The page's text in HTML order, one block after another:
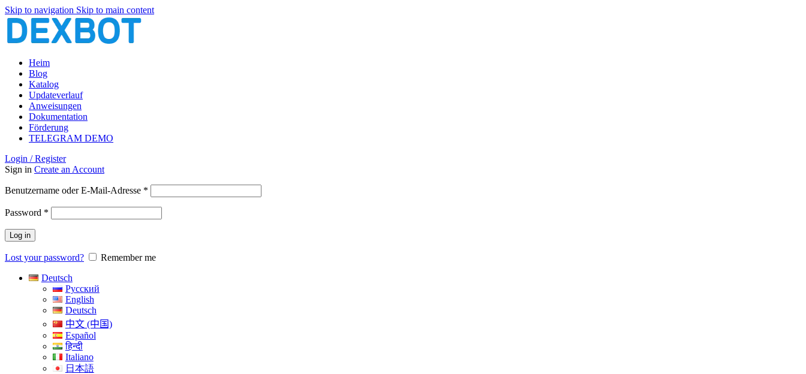
Skip to navigation Skip to main content
Heim
Blog
Katalog
Updateverlauf
Anweisungen
Dokumentation
Förderung
TELEGRAM DEMO
Login / Register
Sign in Create an Account
Benutzername oder E-Mail-Adresse *
Password *
Log in
Lost your password?
Remember me
Deutsch
Русский
English
Deutsch
中文 (中国)
Español
हिन्दी
Italiano
日本語